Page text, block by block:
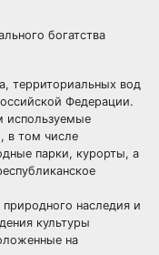
богатства
территориальных вод
Федерации.
используемые
в том числе
парки, курорты, а
наследия и
культуры
на